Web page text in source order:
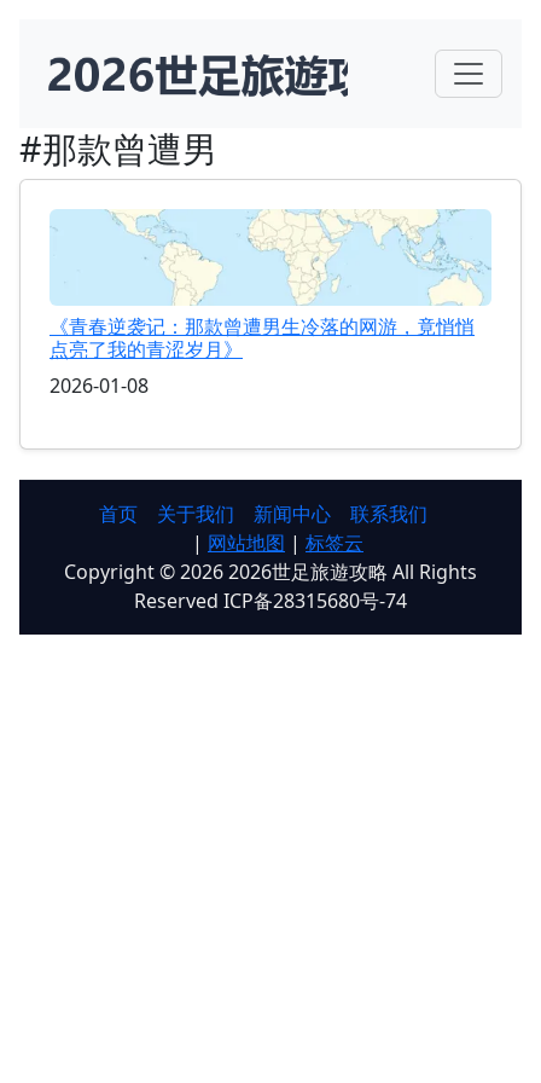
#那款曾遭男
《青春逆袭记：那款曾遭男生冷落的网游，竟悄悄
点亮了我的青涩岁月》
2026-01-08
首页 关于我们 新闻中心
联系我们
| 网站地图 | 标签云
Copyright © 2026 2026世足旅遊攻略 All Rights
Reserved ICP备28315680号-74